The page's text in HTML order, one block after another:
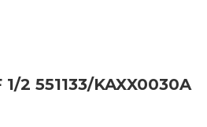
1/2 551133/KAXX0030A